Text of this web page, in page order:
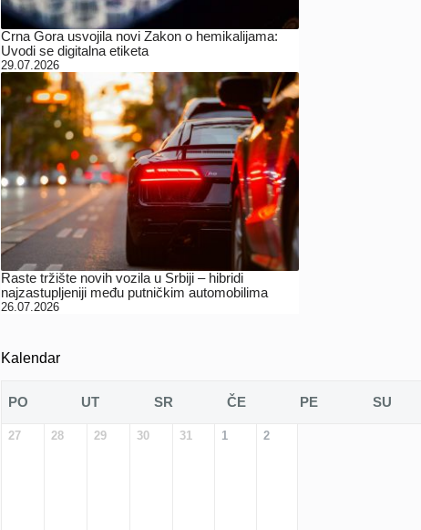
Crna Gora usvojila novi Zakon o hemikalijama:
Uvodi se digitalna etiketa
29.07.2026
Raste tržište novih vozila u Srbiji – hibridi
najzastupljeniji među putničkim automobilima
26.07.2026
Kalendar
PO UT SR ČE PE SU
27 28 29 30 31 1 2